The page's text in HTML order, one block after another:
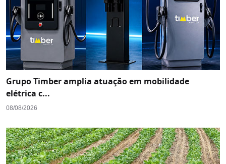
Grupo Timber amplia atuação em mobilidade
elétrica c...
08/08/2026